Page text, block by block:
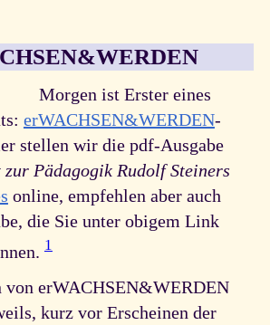
Morgen ist Erster eines
erWACHSEN&WERDEN-
stellen wir die pdf-Ausgabe
Pädagogik Rudolf Steiners
online, empfehlen aber auch
die Sie unter obigem Link
1
von erWACHSEN&WERDEN
kurz vor Erscheinen der